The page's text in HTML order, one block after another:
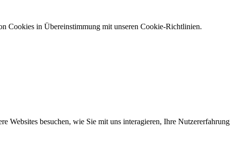
Cookies in Übereinstimmung mit unseren Cookie-Richtlinien.
Websites besuchen, wie Sie mit uns interagieren, Ihre Nutzererfahrung